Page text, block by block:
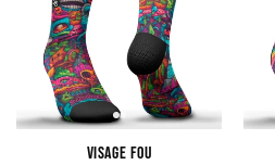
VISAGE FOU